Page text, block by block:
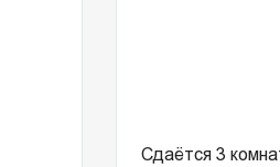
Сдаётся 3 комнатная Квартира